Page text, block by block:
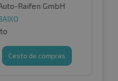
Raifen GmbH
Cesto de compras